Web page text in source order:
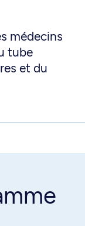
médecins
tube
et du